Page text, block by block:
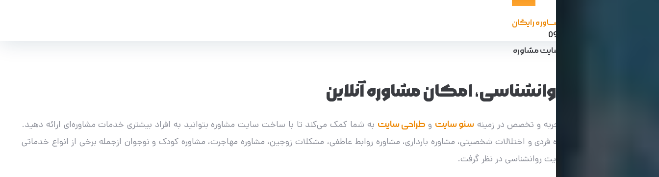
مشـــاوره رایگان
09120624732
طراحی سایت مشاوره
طراحی سایت روانشناسی، امکان مشاوره آنلاین
به کمک سال‌ها تجربه و تخصص در زمینهسئو سایت وطراحی سایت به شما کمک می‌کند تا با ساخت سایت مشاوره بتوانید به افراد بیشتری خدمات مشاوره‌ای ارائه دهید.
مشاوره پیش از ازدواج، مشاوره فردی و اختلالات شخصیتی، مشاوره بارداری، مشاوره روابط عاطفی، مشکلات زوجین، مشاوره مهاجرت، مشاوره کودک و نوجوان ازجمله برخی از انواع خدماتی
است که می‌توان در طراحی سایت روانشناسی در نظر گرفت.